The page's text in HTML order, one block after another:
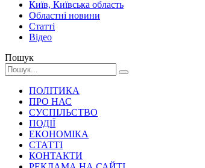
Київ, Київська область
Областні новини
Статті
Відео
Пошук
ПОЛІТИКА
ПРО НАС
СУСПІЛЬСТВО
ПОДІЇ
ЕКОНОМІКА
СТАТТІ
КОНТАКТИ